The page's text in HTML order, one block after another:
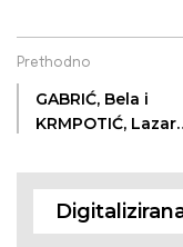
Prethodno
GABRIĆ, Bela i
KRMPOTIĆ, Lazar